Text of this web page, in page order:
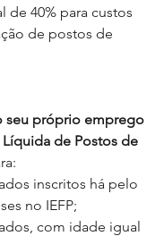
de 40% para custos
de postos de
seu próprio emprego
de Postos de
inscritos há pelo
no IEFP;
com idade igual